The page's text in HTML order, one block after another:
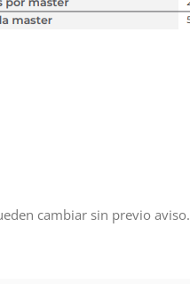
cambiar sin previo aviso.